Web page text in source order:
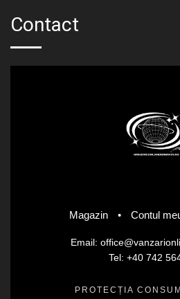
Contact
Magazin • Contul
Email:
Tel: +40 742
PROTECȚIA